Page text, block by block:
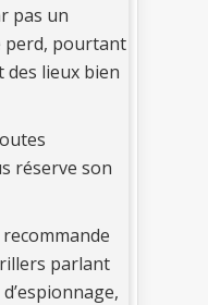
pas un
perd, pourtant
des lieux bien
réserve son
parlant